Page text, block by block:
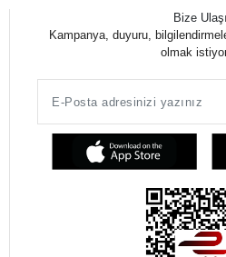
Bize
Kampanya, duyuru,
olmak